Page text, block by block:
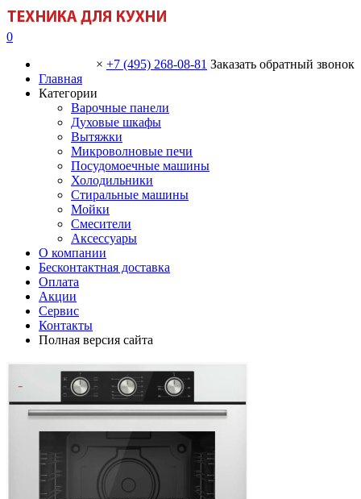
0
× +7 (495) 268-08-81 Заказать обратный звонок
Главная
Категории
Варочные панели
Духовые шкафы
Вытяжки
Микроволновые печи
Посудомоечные машины
Холодильники
Стиральные машины
Мойки
Смесители
Аксессуары
О компании
Бесконтактная доставка
Оплата
Акции
Сервис
Контакты
Полная версия сайта